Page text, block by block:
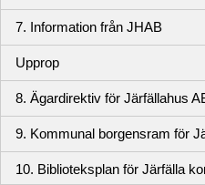
7. Information från JHAB
Upprop
8. Ägardirektiv för Järfällahus
9. Kommunal borgensram för
10. Biblioteksplan för Järfälla